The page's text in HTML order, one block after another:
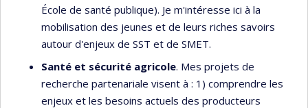
École de santé publique). Je m'intéresse ici à la
mobilisation des jeunes et de leurs riches savoirs
autour d'enjeux de SST et de SMET.
Santé et sécurité agricole. Mes projets de
recherche partenariale visent à : 1) comprendre les
enjeux et les besoins actuels des producteurs